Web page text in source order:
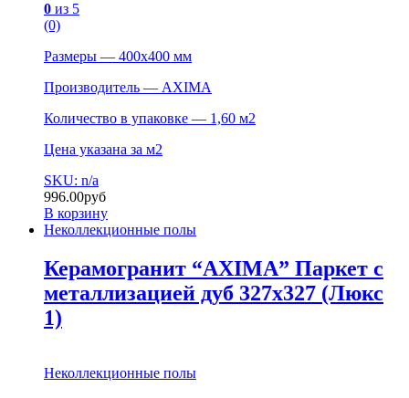
0 из 5
(0)
Размеры — 400х400 мм
Производитель — AXIMA
Количество в упаковке — 1,60 м2
Цена указана за м2
SKU: n/a
996.00руб
В корзину
Неколлекционные полы
Керамогранит “AXIMA” Паркет с
металлизацией дуб 327х327 (Люкс
1)
Неколлекционные полы